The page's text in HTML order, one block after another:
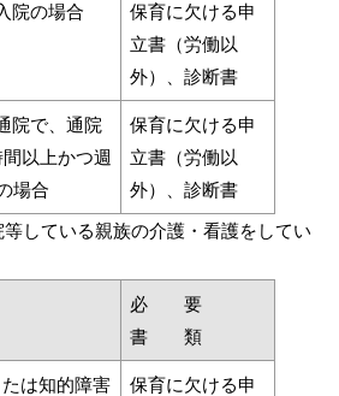
院の場合
保育に欠ける申
立書（労働以
外）、診断書
院で、通院
以上かつ週
場合
保育に欠ける申
立書（労働以
外）、診断書
している親族の介護・看護をしてい
必 要
書 類
は知的障害
保育に欠ける申